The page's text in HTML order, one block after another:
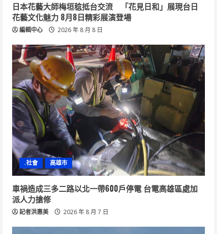
日本花藝大師梅垣稔抵台交流 「花見日和」展現台日
花藝文化魅力 8月8日精彩展演登場
編輯中心 2026 年 8 月 8 日
.社會 高雄市
車禍造成三多二路以北一帶600戶停電 台電高雄區處加
派人力搶修
記者洪惠美 2026 年 8 月 7 日